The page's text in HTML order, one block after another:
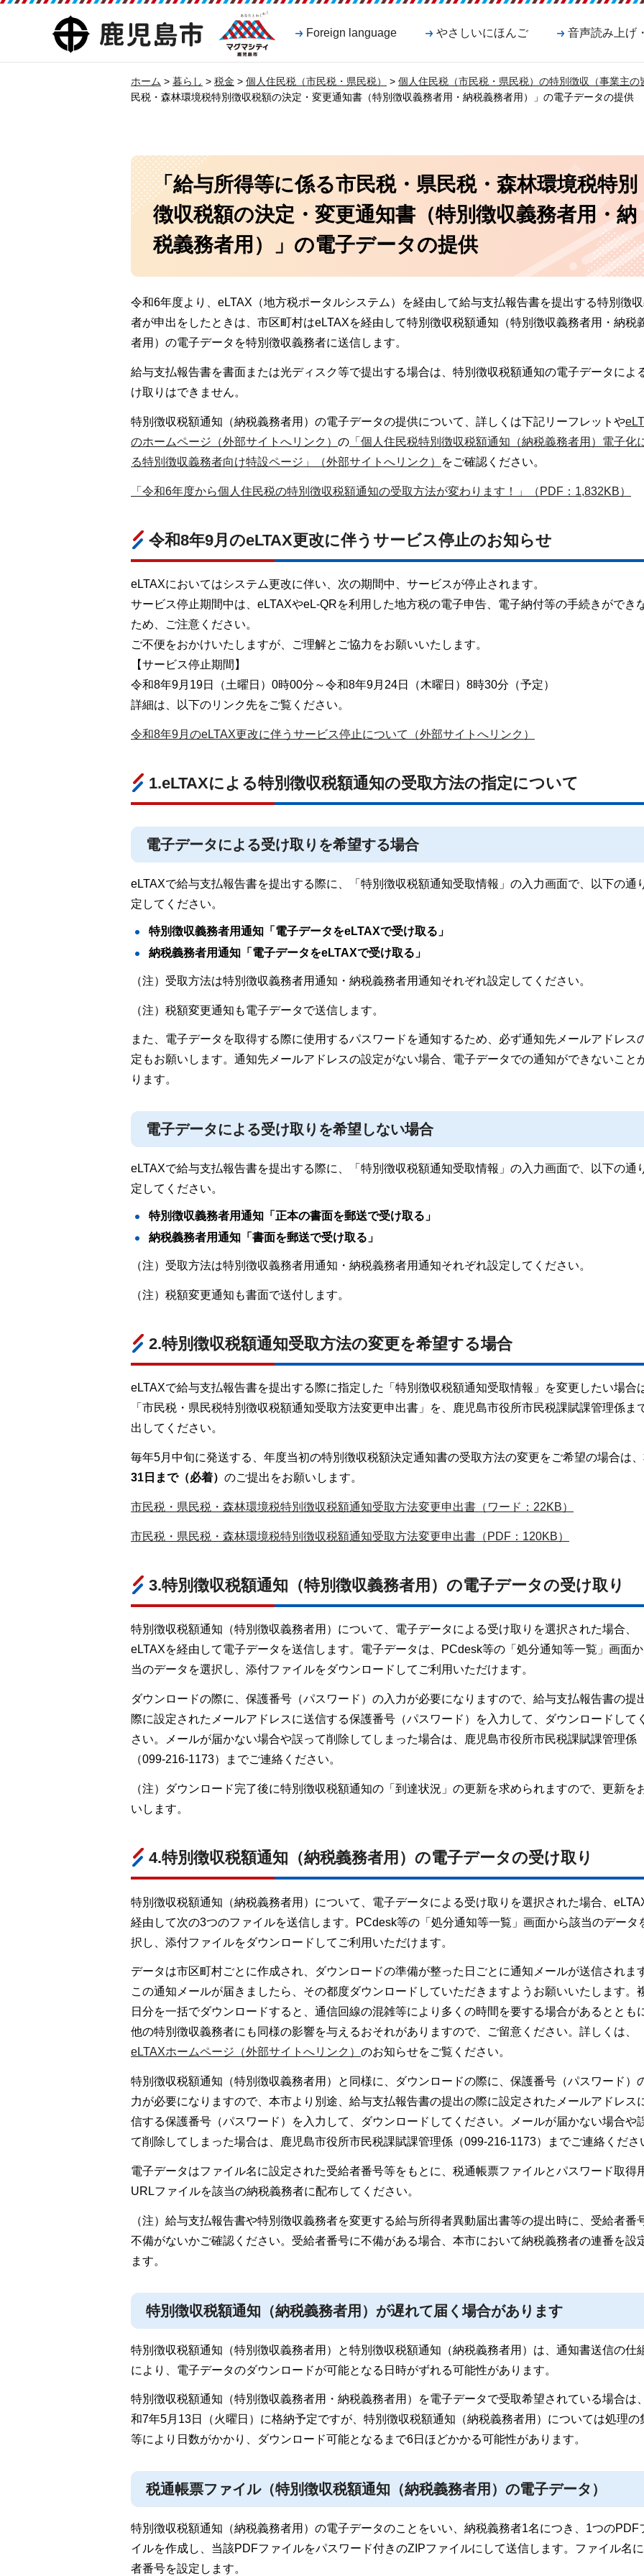
鹿児島市
マグマシティ
鹿児島市
Foreign language やさしいにほんご 音声読み上げ
ホーム > 暮らし > 税金 > 個人住民税（市民税・県民税） > 個人住民税（市民税・県民税）の特別徴収（事業主の
民税・森林環境税特別徴収税額の決定・変更通知書（特別徴収義務者用・納税義務者用）」の電子データの提供
「給与所得等に係る市民税・県民税・森林環境税特別
徴収税額の決定・変更通知書（特別徴収義務者用・納
税義務者用）」の電子データの提供
令和6年度より、eLTAX（地方税ポータルシステム）を経由して給与支払報告書を提出する特別徴
者が申出をしたときは、市区町村はeLTAXを経由して特別徴収税額通知（特別徴収義務者用・納税
者用）の電子データを特別徴収義務者に送信します。
給与支払報告書を書面または光ディスク等で提出する場合は、特別徴収税額通知の電子データによ
け取りはできません。
特別徴収税額通知（納税義務者用）の電子データの提供について、詳しくは下記リーフレットや
のホームページ（外部サイトへリンク） の 「個人住民税特別徴収税額通知（納税義務者用）電子化
る特別徴収義務者向け特設ページ」（外部サイトへリンク）
をご確認ください。
「令和6年度から個人住民税の特別徴収税額通知の受取方法が変わります！」（PDF：1,832KB）
令和8年9月のeLTAX更改に伴うサービス停止のお知らせ
eLTAXにおいてはシステム更改に伴い、次の期間中、サービスが停止されます。
サービス停止期間中は、eLTAXやeL-QRを利用した地方税の電子申告、電子納付等の手続きができ
ため、ご注意ください。
ご不便をおかけいたしますが、ご理解とご協力をお願いいたします。
【サービス停止期間】
令和8年9月19日（土曜日）0時00分～令和8年9月24日（木曜日）8時30分（予定）
詳細は、以下のリンク先をご覧ください。
令和8年9月のeLTAX更改に伴うサービス停止について（外部サイトへリンク）
1.eLTAXによる特別徴収税額通知の受取方法の指定について
電子データによる受け取りを希望する場合
eLTAXで給与支払報告書を提出する際に、「特別徴収税額通知受取情報」の入力画面で、以下の通
定してください。
特別徴収義務者用通知「電子データをeLTAXで受け取る」
納税義務者用通知「電子データをeLTAXで受け取る」
（注）受取方法は特別徴収義務者用通知・納税義務者用通知それぞれ設定してください。
（注）税額変更通知も電子データで送信します。
また、電子データを取得する際に使用するパスワードを通知するため、必ず通知先メールアドレス
定もお願いします。通知先メールアドレスの設定がない場合、電子データでの通知ができないこと
ります。
電子データによる受け取りを希望しない場合
eLTAXで給与支払報告書を提出する際に、「特別徴収税額通知受取情報」の入力画面で、以下の通
定してください。
特別徴収義務者用通知「正本の書面を郵送で受け取る」
納税義務者用通知「書面を郵送で受け取る」
（注）受取方法は特別徴収義務者用通知・納税義務者用通知それぞれ設定してください。
（注）税額変更通知も書面で送付します。
2.特別徴収税額通知受取方法の変更を希望する場合
eLTAXで給与支払報告書を提出する際に指定した「特別徴収税額通知受取情報」を変更したい場合
「市民税・県民税特別徴収税額通知受取方法変更申出書」を、鹿児島市役所市民税課賦課管理係ま
出してください。
毎年5月中旬に発送する、年度当初の特別徴収税額決定通知書の受取方法の変更をご希望の場合は、
31日まで（必着） のご提出をお願いします。
市民税・県民税・森林環境税特別徴収税額通知受取方法変更申出書（ワード：22KB）
市民税・県民税・森林環境税特別徴収税額通知受取方法変更申出書（PDF：120KB）
3.特別徴収税額通知（特別徴収義務者用）の電子データの受け取り
特別徴収税額通知（特別徴収義務者用）について、電子データによる受け取りを選択された場合、
eLTAXを経由して電子データを送信します。電子データは、PCdesk等の「処分通知等一覧」画面
当のデータを選択し、添付ファイルをダウンロードしてご利用いただけます。
ダウンロードの際に、保護番号（パスワード）の入力が必要になりますので、給与支払報告書の提
際に設定されたメールアドレスに送信する保護番号（パスワード）を入力して、ダウンロードして
さい。メールが届かない場合や誤って削除してしまった場合は、鹿児島市役所市民税課賦課管理係
（099-216-1173）までご連絡ください。
（注）ダウンロード完了後に特別徴収税額通知の「到達状況」の更新を求められますので、更新を
いします。
4.特別徴収税額通知（納税義務者用）の電子データの受け取り
特別徴収税額通知（納税義務者用）について、電子データによる受け取りを選択された場合、
経由して次の3つのファイルを送信します。PCdesk等の「処分通知等一覧」画面から該当のデータ
択し、添付ファイルをダウンロードしてご利用いただけます。
データは市区町村ごとに作成され、ダウンロードの準備が整った日ごとに通知メールが送信されま
この通知メールが届きましたら、その都度ダウンロードしていただきますようお願いいたします。
日分を一括でダウンロードすると、通信回線の混雑等により多くの時間を要する場合があるととも
他の特別徴収義務者にも同様の影響を与えるおそれがありますので、ご留意ください。詳しくは、
eLTAXホームページ（外部サイトへリンク） のお知らせをご覧ください。
特別徴収税額通知（特別徴収義務者用）と同様に、ダウンロードの際に、保護番号（パスワード）
力が必要になりますので、本市より別途、給与支払報告書の提出の際に設定されたメールアドレス
信する保護番号（パスワード）を入力して、ダウンロードしてください。メールが届かない場合や
て削除してしまった場合は、鹿児島市役所市民税課賦課管理係（099-216-1173）までご連絡くださ
電子データはファイル名に設定された受給者番号等をもとに、税通帳票ファイルとパスワード取得
URLファイルを該当の納税義務者に配布してください。
（注）給与支払報告書や特別徴収義務者を変更する給与所得者異動届出書等の提出時に、受給者番
不備がないかご確認ください。受給者番号に不備がある場合、本市において納税義務者の連番を設
ます。
特別徴収税額通知（納税義務者用）が遅れて届く場合があります
特別徴収税額通知（特別徴収義務者用）と特別徴収税額通知（納税義務者用）は、通知書送信の仕
により、電子データのダウンロードが可能となる日時がずれる可能性があります。
特別徴収税額通知（特別徴収義務者用・納税義務者用）を電子データで受取希望されている場合は
和7年5月13日（火曜日）に格納予定ですが、特別徴収税額通知（納税義務者用）については処理の
等により日数がかかり、ダウンロード可能となるまで6日ほどかかる可能性があります。
税通帳票ファイル（特別徴収税額通知（納税義務者用）の電子データ）
特別徴収税額通知（納税義務者用）の電子データのことをいい、納税義務者1名につき、1つのPDF
イルを作成し、当該PDFファイルをパスワード付きのZIPファイルにして送信します。ファイル名
者番号を設定します。